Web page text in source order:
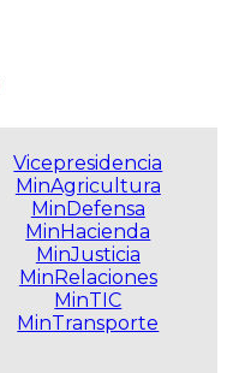
Vicepresidencia
MinAgricultura
MinDefensa
MinHacienda
MinJusticia
MinRelaciones
MinTIC
MinTransporte